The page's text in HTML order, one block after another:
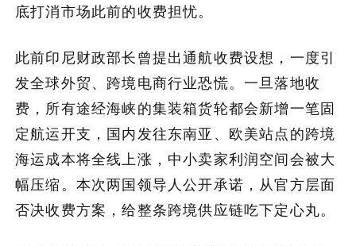
关于我们
加入潮域
底打消市场此前的收费担忧。
此前印尼财政部长曾提出通航收费设想，一度引
发全球外贸、跨境电商行业恐慌。一旦落地收
费，所有途经海峡的集装箱货轮都会新增一笔固
定航运开支，国内发往东南亚、欧美站点的跨境
海运成本将全线上涨，中小卖家利润空间会被大
幅压缩。本次两国领导人公开承诺，从官方层面
否决收费方案，给整条跨境供应链吃下定心丸。